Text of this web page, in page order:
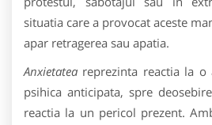
situatia care a provocat aceste
apar retragerea sau apatia.
Anxietatea reprezinta reactia la o
psihica anticipata, spre
reactia la un pericol prezent.